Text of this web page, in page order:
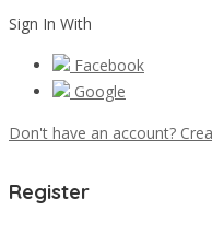
Sign In With
Facebook
Google
Don't have an account?
Register